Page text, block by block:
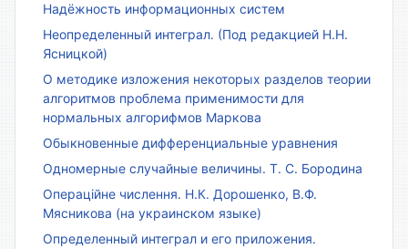
Надёжность информационных систем
Неопределенный интеграл. (Под редакцией Н.Н.
Ясницкой)
О методике изложения некоторых разделов теории
алгоритмов проблема применимости для
нормальных алгорифмов Маркова
Обыкновенные дифференциальные уравнения
Одномерные случайные величины. Т. С. Бородина
Операційне числення. Н.К. Дорошенко, В.Ф.
Мясникова (на украинском языке)
Определенный интеграл и его приложения.